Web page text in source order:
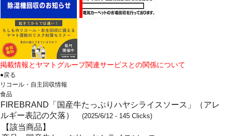
掲載情報とヤマトグループ関連サービスとの関係について
●戻る
リコール・自主回収情報
食品
FIREBRAND「国産牛たっぷりハヤシライスソース」（アレ
ルギー表記の欠落）
(2025/6/12 - 145 Clicks)
【該当商品】